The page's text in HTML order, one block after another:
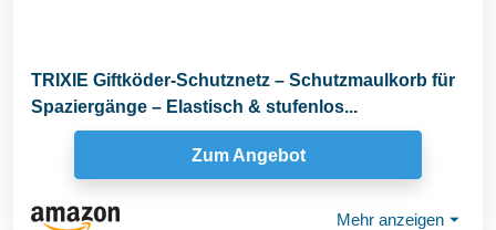
TRIXIE Giftköder-Schutznetz – Schutzmaulkorb für
Spaziergänge – Elastisch & stufenlos...
Zum Angebot
Mehr anzeigen ⏷